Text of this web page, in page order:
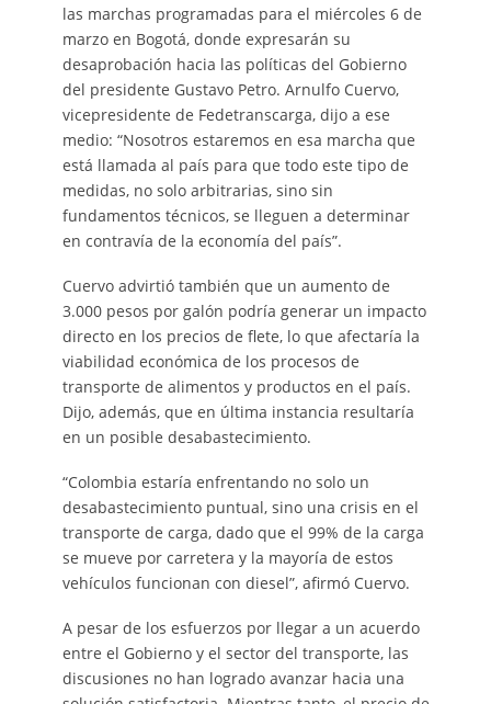
las marchas programadas para el miércoles 6 de
marzo en Bogotá, donde expresarán su
desaprobación hacia las políticas del Gobierno
del presidente Gustavo Petro. Arnulfo Cuervo,
vicepresidente de Fedetranscarga, dijo a ese
medio: “Nosotros estaremos en esa marcha que
está llamada al país para que todo este tipo de
medidas, no solo arbitrarias, sino sin
fundamentos técnicos, se lleguen a determinar
en contravía de la economía del país”.
Cuervo advirtió también que un aumento de
3.000 pesos por galón podría generar un impacto
directo en los precios de flete, lo que afectaría la
viabilidad económica de los procesos de
transporte de alimentos y productos en el país.
Dijo, además, que en última instancia resultaría
en un posible desabastecimiento.
“Colombia estaría enfrentando no solo un
desabastecimiento puntual, sino una crisis en el
transporte de carga, dado que el 99% de la carga
se mueve por carretera y la mayoría de estos
vehículos funcionan con diesel”, afirmó Cuervo.
A pesar de los esfuerzos por llegar a un acuerdo
entre el Gobierno y el sector del transporte, las
discusiones no han logrado avanzar hacia una